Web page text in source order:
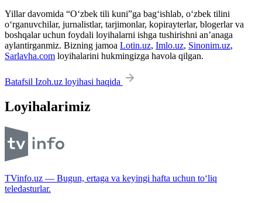
Yillar davomida “O‘zbek tili kuni”ga bag‘ishlab, o‘zbek tilini
o‘rganuvchilar, jurnalistlar, tarjimonlar, kopirayterlar, blogerlar va
boshqalar uchun foydali loyihalarni ishga tushirishni an’anaga
aylantirganmiz. Bizning jamoa Lotin.uz, Imlo.uz, Sinonim.uz,
Sarlavha.com loyihalarini hukmingizga havola qilgan.
Batafsil Izoh.uz loyihasi haqida
Loyihalarimiz
TVinfo.uz — Bugun, ertaga va keyingi hafta uchun to‘liq
teledasturlar.